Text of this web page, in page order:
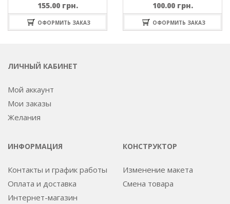
155.00 грн.
ОФОРМИТЬ ЗАКАЗ
100.00 грн.
ОФОРМИТЬ ЗАКАЗ
ЛИЧНЫЙ КАБИНЕТ
Мой аккаунт
Мои заказы
Желания
ИНФОРМАЦИЯ
Контакты и график работы
Оплата и доставка
Интернет-магазин
КОНСТРУКТОР
Изменение макета
Смена товара